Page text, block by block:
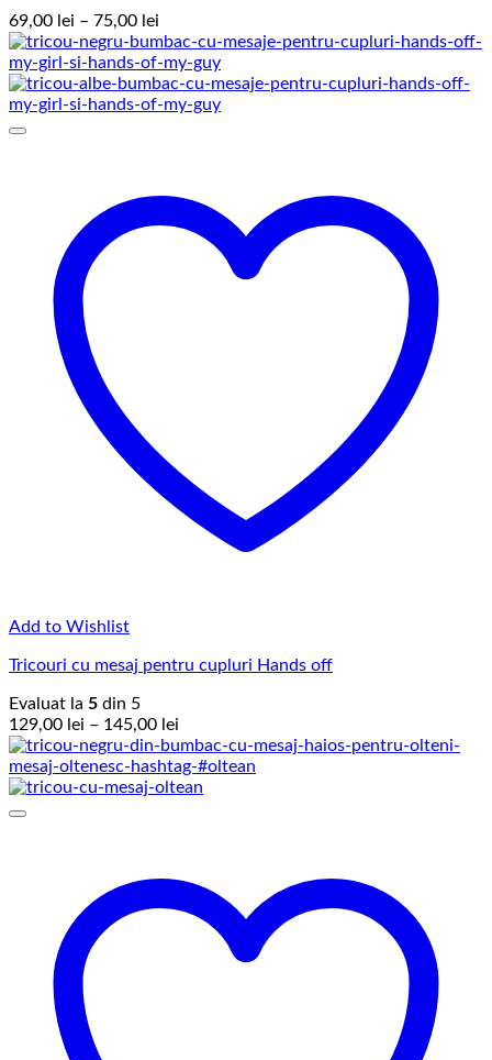
69,00 lei – 75,00 lei
de
prețuri:
69,00 lei
până
Add to Wishlist
Tricouri cu mesaj pentru cupluri Hands off
Evaluat la 5 din 5
129,00 lei – 145,00 lei
de
prețuri:
129,00 lei